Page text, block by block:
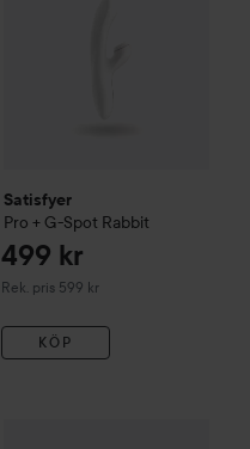
Satisfyer
Pro + G-Spot Rabbit
499 kr
Rek. pris 599 kr
Rekommenderat pris 599 kr
KÖP